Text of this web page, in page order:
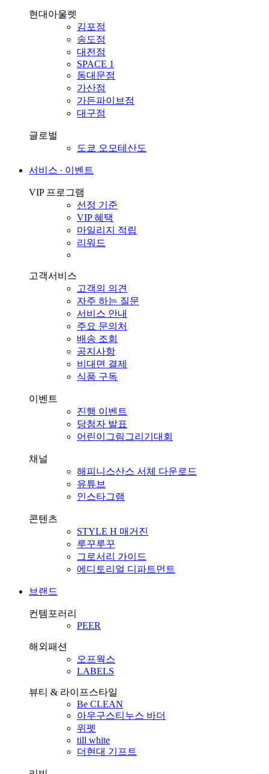
현대아울렛
김포점
송도점
대전점
SPACE 1
동대문점
가산점
가든파이브점
대구점
글로벌
도쿄 오모테산도
서비스 ∙ 이벤트
VIP 프로그램
선정 기준
VIP 혜택
마일리지 적립
리워드
고객서비스
고객의 의견
자주 하는 질문
서비스 안내
주요 문의처
배송 조회
공지사항
비대면 결제
식품 구독
이벤트
진행 이벤트
당첨자 발표
어린이그림그리기대회
채널
해피니스산스 서체 다운로드
유튜브
인스타그램
콘텐츠
STYLE H 매거진
루꾸루꾸
그로서리 가이드
에디토리얼 디파트먼트
브랜드
컨템포러리
PEER
해외패션
오프웍스
LABELS
뷰티 & 라이프스타일
Be CLEAN
아우구스티누스 바더
위펫
till white
더현대 기프트